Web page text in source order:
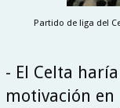
Partido de liga del
- El Celta
motivación